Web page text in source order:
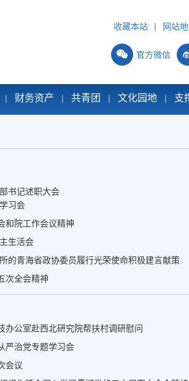
收藏本站 | 网站
官方微信
| 财务资产 | 共青团 | 文化园地 | 支
书记述职大会
习会
和院工作会议精神
生活会
青海省政协委员履行光荣使命积极建言献策
次全会精神
办公室赴西北研究院帮扶村调研慰问
严治党专题学习会
会议